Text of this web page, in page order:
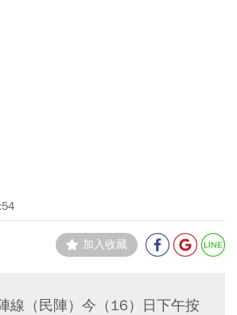
加入收藏
線（民陣）今（16）日下午按